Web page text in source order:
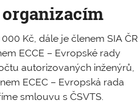
Kč, dále je členem SIA ČR
ECCE – Evropské rady
autorizovaných inženýrů,
ECEC – Evropská rada
smlouvu s ČSVTS.